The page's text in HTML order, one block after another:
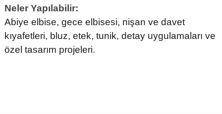
Neler Yapılabilir:
Abiye elbise, gece elbisesi, nişan ve davet
kıyafetleri, bluz, etek, tunik, detay uygulamaları ve
özel tasarım projeleri.